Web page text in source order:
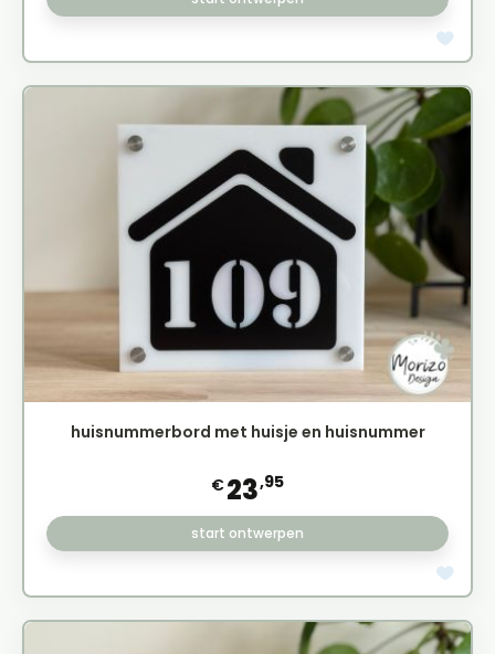
huisnummerbord met huisje en huisnummer
€23,95
start ontwerpen